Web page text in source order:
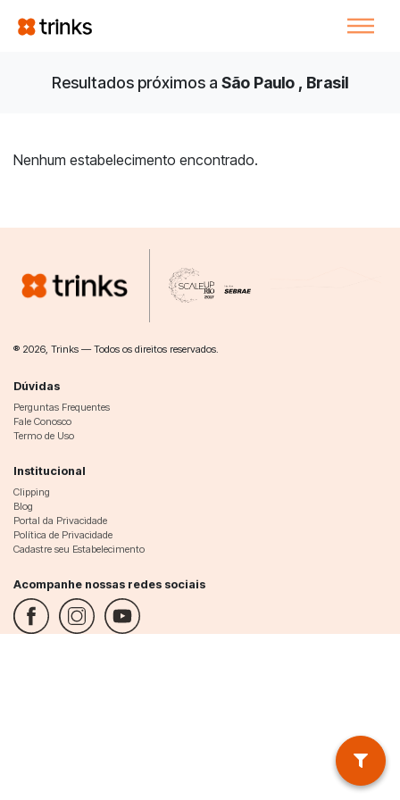
Resultados próximos a São Paulo , Brasil
Nenhum estabelecimento encontrado.
® 2026, Trinks — Todos os direitos reservados.
Dúvidas
Perguntas Frequentes
Fale Conosco
Termo de Uso
Institucional
Clipping
Blog
Portal da Privacidade
Política de Privacidade
Cadastre seu Estabelecimento
Acompanhe nossas redes sociais